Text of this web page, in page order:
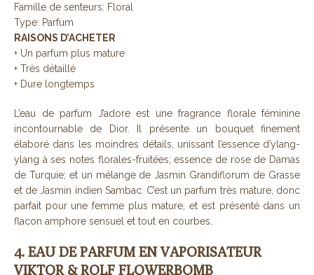
Famille de senteurs: Floral
Type: Parfum
RAISONS D’ACHETER
+ Un parfum plus mature
+ Très détaillé
+ Dure longtemps
L’eau de parfum J’adore est une fragrance florale féminine
incontournable de Dior. Il présente un bouquet finement
élaboré dans les moindres détails, unissant l’essence d’ylang-
ylang à ses notes florales-fruitées; essence de rose de Damas
de Turquie; et un mélange de Jasmin Grandiflorum de Grasse
et de Jasmin indien Sambac. C’est un parfum très mature, donc
parfait pour une femme plus mature, et est présenté dans un
flacon amphore sensuel et tout en courbes.
4. EAU DE PARFUM EN VAPORISATEUR
VIKTOR & ROLF FLOWERBOMB